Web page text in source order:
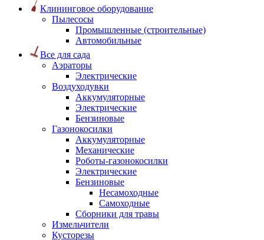
Клининговое оборудование
Пылесосы
Промышленные (строительные)
Автомобильные
Все для сада
Аэраторы
Электрические
Воздуходувки
Аккумуляторные
Электрические
Бензиновые
Газонокосилки
Аккумуляторные
Механические
Роботы-газонокосилки
Электрические
Бензиновые
Несамоходные
Самоходные
Сборники для травы
Измельчители
Кусторезы